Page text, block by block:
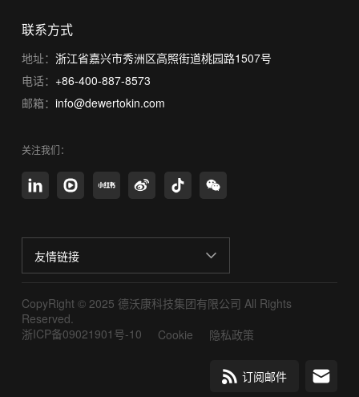
联系方式
地址： 浙江省嘉兴市秀洲区高照街道桃园路1507号
电话： +86-400-887-8573
邮箱： info@dewertokin.com
关注我们：
友情链接
CopyRight © 2025 德沃康科技集团有限公司 All Rights
Reserved.
浙ICP备09021901号-10
Cookie 隐私政策
订阅邮件